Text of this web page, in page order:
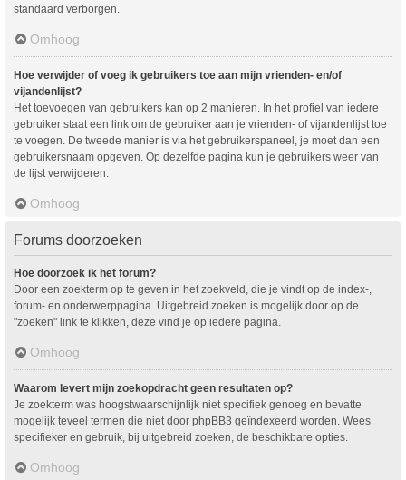
standaard verborgen.
Omhoog
Hoe verwijder of voeg ik gebruikers toe aan mijn vrienden- en/of
vijandenlijst?
Het toevoegen van gebruikers kan op 2 manieren. In het profiel van iedere
gebruiker staat een link om de gebruiker aan je vrienden- of vijandenlijst toe
te voegen. De tweede manier is via het gebruikerspaneel, je moet dan een
gebruikersnaam opgeven. Op dezelfde pagina kun je gebruikers weer van
de lijst verwijderen.
Omhoog
Forums doorzoeken
Hoe doorzoek ik het forum?
Door een zoekterm op te geven in het zoekveld, die je vindt op de index-,
forum- en onderwerppagina. Uitgebreid zoeken is mogelijk door op de
"zoeken" link te klikken, deze vind je op iedere pagina.
Omhoog
Waarom levert mijn zoekopdracht geen resultaten op?
Je zoekterm was hoogstwaarschijnlijk niet specifiek genoeg en bevatte
mogelijk teveel termen die niet door phpBB3 geïndexeerd worden. Wees
specifieker en gebruik, bij uitgebreid zoeken, de beschikbare opties.
Omhoog